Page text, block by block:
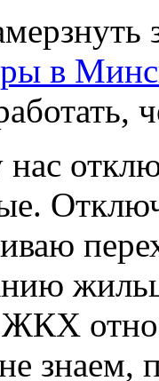
в
знаем,